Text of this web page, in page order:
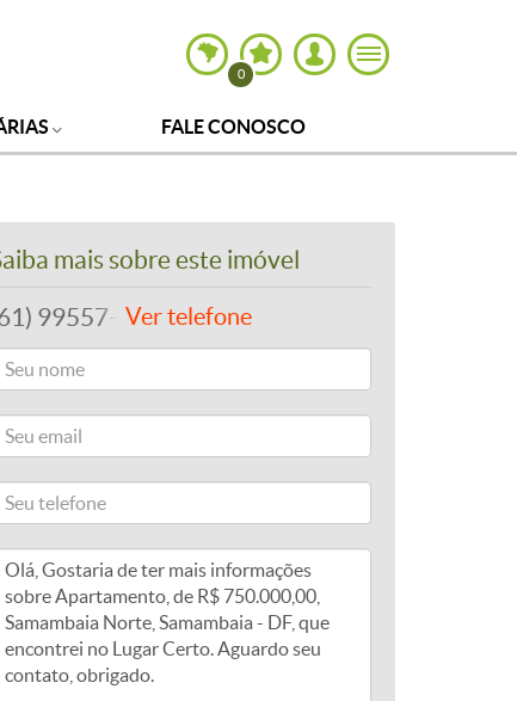
0
FALE CONOSCO
mais sobre este imóvel
99557-8243Ver telefone